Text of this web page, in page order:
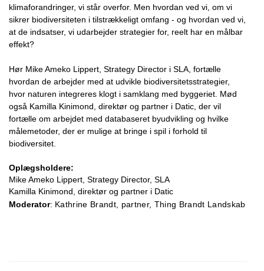
klimaforandringer, vi står overfor. Men hvordan ved vi, om vi
sikrer biodiversiteten i tilstrækkeligt omfang - og hvordan ved vi,
at de indsatser, vi udarbejder strategier for, reelt har en målbar
effekt?
Hør Mike Ameko Lippert, Strategy Director i SLA, fortælle
hvordan de arbejder med at udvikle biodiversitetsstrategier,
hvor naturen integreres klogt i samklang med byggeriet. Mød
også Kamilla Kinimond, direktør og partner i Datic, der vil
fortælle om arbejdet med databaseret byudvikling og hvilke
målemetoder, der er mulige at bringe i spil i forhold til
biodiversitet.
Oplægsholdere:
Mike Ameko Lippert, Strategy Director, SLA
Kamilla Kinimond, direktør og partner i Datic
Moderator: Kathrine Brandt, partner, Thing Brandt Landskab